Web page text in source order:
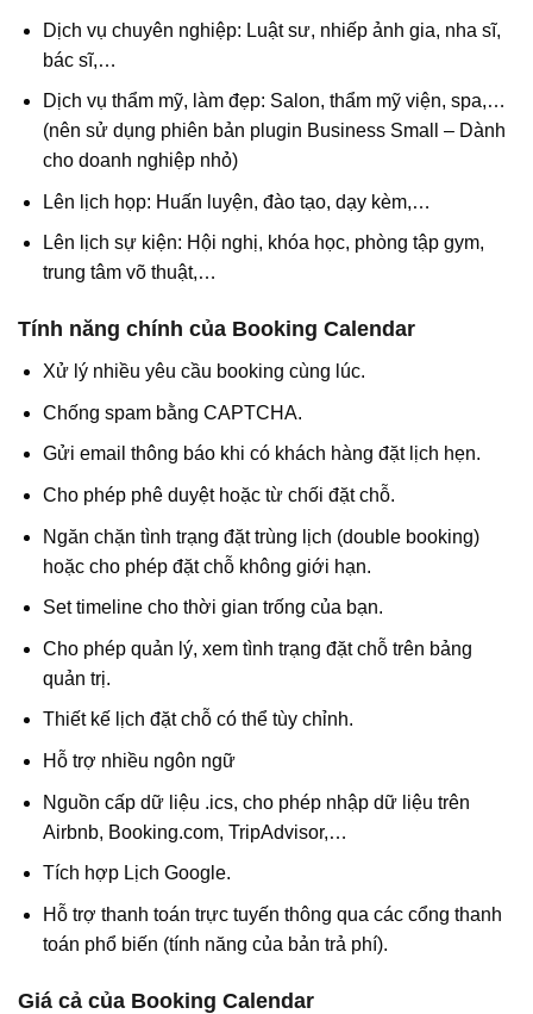
Dịch vụ chuyên nghiệp: Luật sư, nhiếp ảnh gia, nha sĩ,
bác sĩ,…
Dịch vụ thẩm mỹ, làm đẹp: Salon, thẩm mỹ viện, spa,…
(nên sử dụng phiên bản plugin Business Small – Dành
cho doanh nghiệp nhỏ)
Lên lịch họp: Huấn luyện, đào tạo, dạy kèm,…
Lên lịch sự kiện: Hội nghị, khóa học, phòng tập gym,
trung tâm võ thuật,…
Tính năng chính của Booking Calendar
Xử lý nhiều yêu cầu booking cùng lúc.
Chống spam bằng CAPTCHA.
Gửi email thông báo khi có khách hàng đặt lịch hẹn.
Cho phép phê duyệt hoặc từ chối đặt chỗ.
Ngăn chặn tình trạng đặt trùng lịch (double booking)
hoặc cho phép đặt chỗ không giới hạn.
Set timeline cho thời gian trống của bạn.
Cho phép quản lý, xem tình trạng đặt chỗ trên bảng
quản trị.
Thiết kế lịch đặt chỗ có thể tùy chỉnh.
Hỗ trợ nhiều ngôn ngữ
Nguồn cấp dữ liệu .ics, cho phép nhập dữ liệu trên
Airbnb, Booking.com, TripAdvisor,…
Tích hợp Lịch Google.
Hỗ trợ thanh toán trực tuyến thông qua các cổng thanh
toán phổ biến (tính năng của bản trả phí).
Giá cả của Booking Calendar